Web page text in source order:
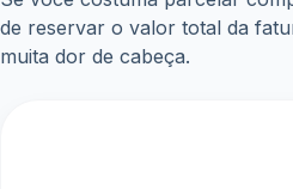
de reservar o valor total da
muita dor de cabeça.